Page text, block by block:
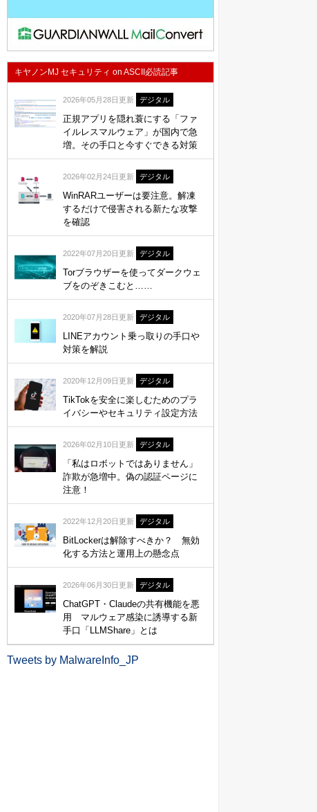
キヤノンMJ セキュリティ on ASCII必読記事
2026年05月28日更新 デジタル
正規アプリを隠れ蓑にする「ファ
イルレスマルウェア」が国内で急
増。その手口と今すぐできる対策
2026年02月24日更新 デジタル
WinRARユーザーは要注意。解凍
するだけで侵害される新たな攻撃
を確認
2022年07月20日更新 デジタル
Torブラウザーを使ってダークウェ
ブをのぞきこむと……
2020年07月28日更新 デジタル
LINEアカウント乗っ取りの手口や
対策を解説
2020年12月09日更新 デジタル
TikTokを安全に楽しむためのプラ
イバシーやセキュリティ設定方法
2026年02月10日更新 デジタル
「私はロボットではありません」
詐欺が急増中。偽の認証ページに
注意！
2022年12月20日更新 デジタル
BitLockerは解除すべきか？ 無効
化する方法と運用上の懸念点
2026年06月30日更新 デジタル
ChatGPT・Claudeの共有機能を悪
用 マルウェア感染に誘導する新
手口「LLMShare」とは
Tweets by MalwareInfo_JP